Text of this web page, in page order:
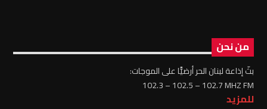
من نحن
بثّ إذاعة لبنان الحر أرضيًّا على الموجات:
102.3 – 102.5 – 102.7 MHZ FM
للمزيد